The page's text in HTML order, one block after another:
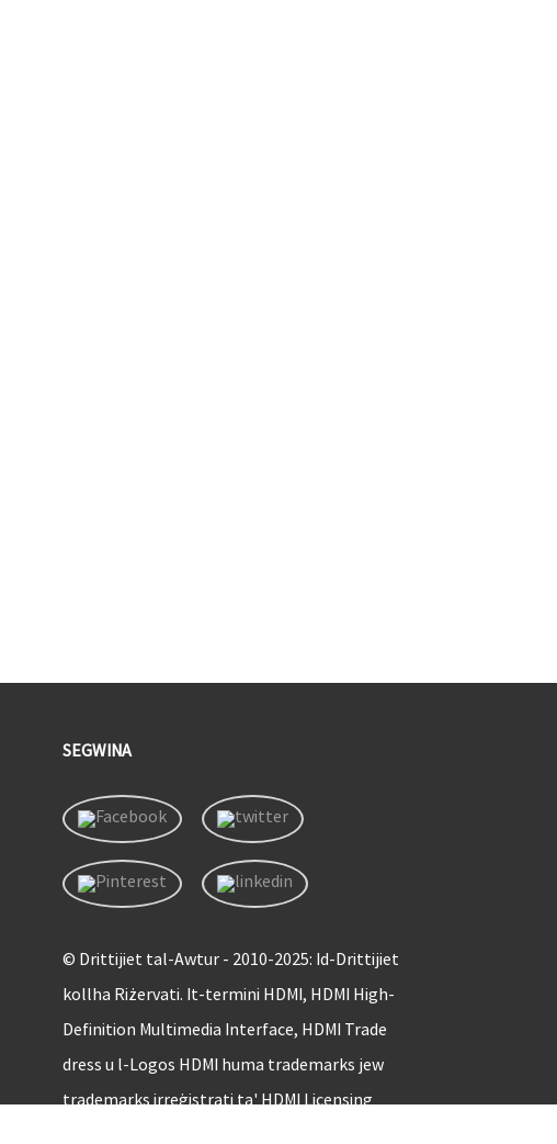
SEGWINA
© Drittijiet tal-Awtur - 2010-2025: Id-Drittijiet
kollha Riżervati. It-termini HDMI, HDMI High-
Definition Multimedia Interface, HDMI Trade
dress u l-Logos HDMI huma trademarks jew
trademarks irreġistrati ta' HDMI Licensing